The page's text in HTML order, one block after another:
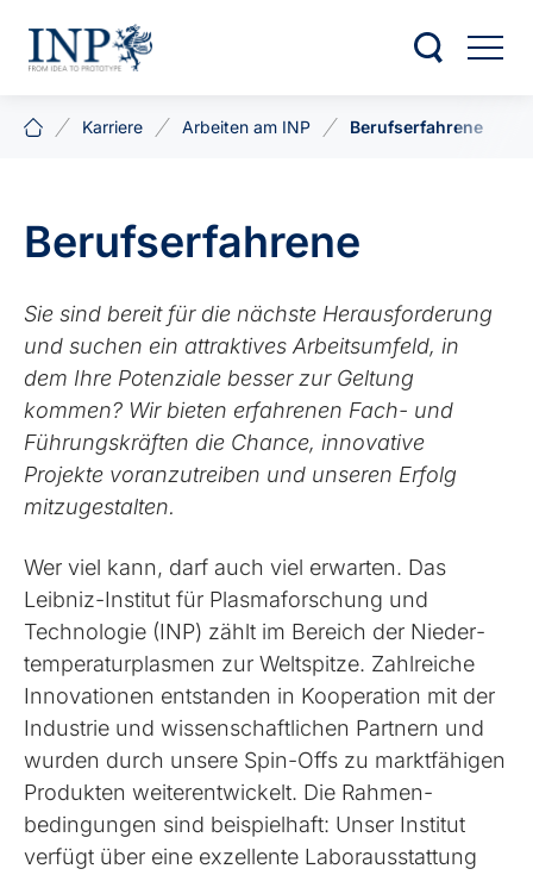
Karriere Arbeiten am INP Berufserfahrene
Berufserfahrene
Sie sind bereit für die nächste Heraus­forderung
und suchen ein attraktives Arbeits­umfeld, in
dem Ihre Potenziale besser zur Geltung
kommen? Wir bieten erfahrenen Fach- und
Führungs­kräften die Chance, innovative
Projekte voranzutreiben und unseren Erfolg
mitzugestalten.
Wer viel kann, darf auch viel erwarten. Das
Leibniz-Institut für Plasma­forschung und
Technologie (INP) zählt im Bereich der Nieder­
temperatur­plasmen zur Weltspitze. Zahlreiche
Innovationen entstanden in Kooperation mit der
Industrie und wissen­schaftlichen Partnern und
wurden durch unsere Spin-Offs zu markt­fähigen
Produkten weiterentwickelt. Die Rahmen­
bedingungen sind beispielhaft: Unser Institut
verfügt über eine exzellente Labor­aus­stattung